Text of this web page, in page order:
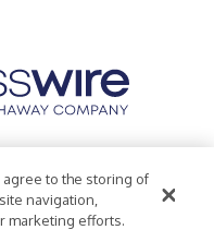
Statement
agree to the storing of
navigation,
marketing efforts.